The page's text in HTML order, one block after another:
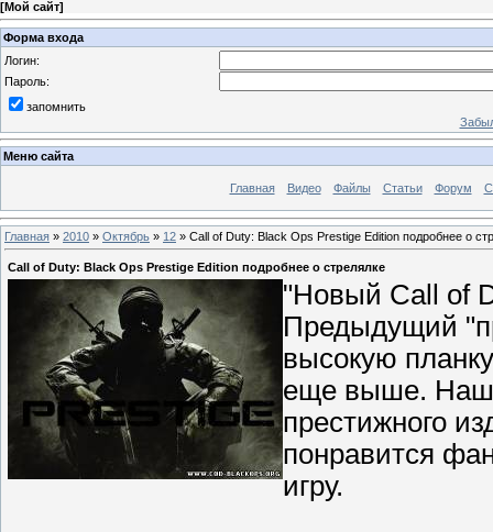
[Мой сайт]
Форма входа
Логин:
Пароль:
запомнить
Меню сайта
Главная Видео Файлы Статьи Форум
Главная » 2010 » Октябрь » 12 » Call of Duty: Black Ops Prestige Edition подробнее о
Call of Duty: Black Ops Prestige Edition подробнее о стрелялке
"Новый Call of
Предыдущий
высокую
еще выше.
престижного
понравится
игру.